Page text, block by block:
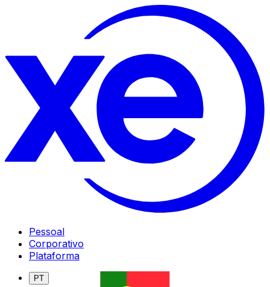
Pessoal
Corporativo
Plataforma
PT